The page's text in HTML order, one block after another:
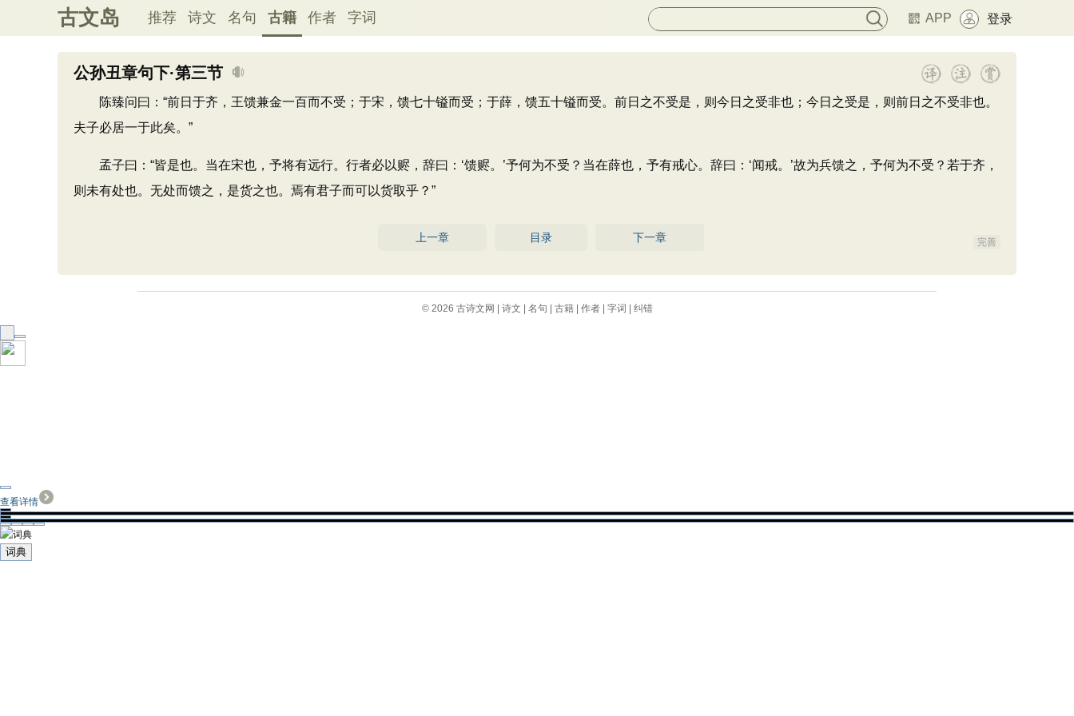
古文岛 推荐 诗文 名句 古籍 作者 字词 APP 登录
公孙丑章句下·第三节
陈臻问曰：“前日于齐，王馈兼金一百而不受；于宋，馈七十镒而受；于薛，馈五十镒而受。前日之不受是，则今日之受非也；今日之受是，则前日之不受非也。
夫子必居一于此矣。”
孟子曰：“皆是也。当在宋也，予将有远行。行者必以赆，辞曰：‘馈赆。’予何为不受？当在薛也，予有戒心。辞曰：‘闻戒。’故为兵馈之，予何为不受？若于齐，
则未有处也。无处而馈之，是货之也。焉有君子而可以货取乎？”
上一章 目录 下一章 完善
© 2026 古诗文网 诗文 名句 古籍| 作者| 字词 纠错
查看详情
词典